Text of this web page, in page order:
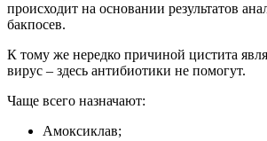
происходит на основании результатов
бакпосев.
К тому же нередко причиной цистита
вирус – здесь антибиотики не помогут.
Чаще всего назначают:
Амоксиклав;